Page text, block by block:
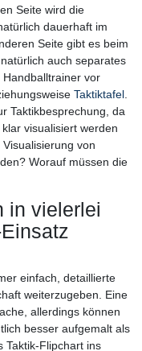
Seite wird die
dauerhaft im
Seite gibt es beim
auch separates
Handballtrainer vor
Taktiktafel
Taktikbesprechung, da
visualisiert werden
von
Worauf müssen die
in vielerlei
einfach, detaillierte
weiterzugeben. Eine
allerdings können
besser aufgemalt als
Taktik-Flipchart ins